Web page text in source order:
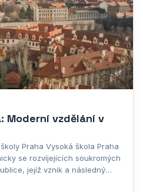
Moderní vzdělání v
Praha Vysoká škola Praha
se rozvíjejících soukromých
jejíž vznik a následný
procesy českého